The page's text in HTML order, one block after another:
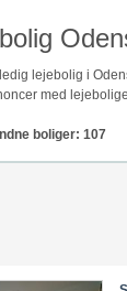
lejebolig i
med
boliger: 107